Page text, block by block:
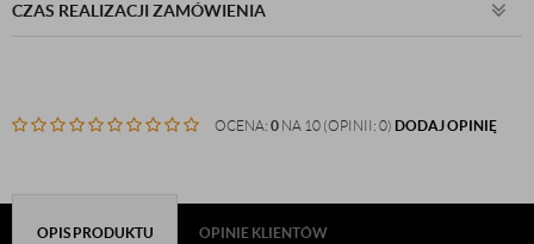
CZAS REALIZACJI ZAMÓWIENIA
OCENA: 0 NA 10 (OPINII: 0) DODAJ OPINIĘ
OPIS PRODUKTU OPINIE KLIENTÓW